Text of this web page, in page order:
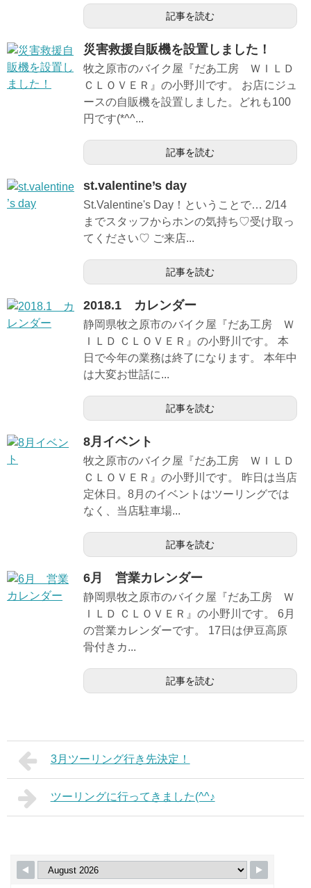
記事を読む
災害救援自販機を設置しました！
牧之原市のバイク屋『だあ工房 ＷＩＬＤ
ＣＬＯＶＥＲ』の小野川です。 お店にジュ
ースの自販機を設置しました。どれも100
円です(*^^...
記事を読む
st.valentine’s day
St.Valentine's Day！ということで… 2/14
までスタッフからホンの気持ち♡受け取っ
てください♡ ご来店...
記事を読む
2018.1 カレンダー
静岡県牧之原市のバイク屋『だあ工房 Ｗ
ＩＬＤ ＣＬＯＶＥＲ』の小野川です。 本
日で今年の業務は終了になります。 本年中
は大変お世話に...
記事を読む
8月イベント
牧之原市のバイク屋『だあ工房 ＷＩＬＤ
ＣＬＯＶＥＲ』の小野川です。 昨日は当店
定休日。8月のイベントはツーリングでは
なく、当店駐車場...
記事を読む
6月 営業カレンダー
静岡県牧之原市のバイク屋『だあ工房 Ｗ
ＩＬＤ ＣＬＯＶＥＲ』の小野川です。 6月
の営業カレンダーです。 17日は伊豆高原
骨付きカ...
記事を読む
3月ツーリング行き先決定！
ツーリングに行ってきました(^^♪